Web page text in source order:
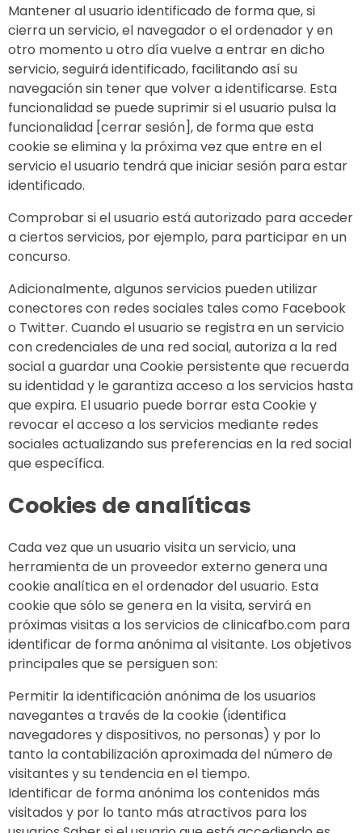
Mantener al usuario identificado de forma que, si
cierra un servicio, el navegador o el ordenador y en
otro momento u otro día vuelve a entrar en dicho
servicio, seguirá identificado, facilitando así su
navegación sin tener que volver a identificarse. Esta
funcionalidad se puede suprimir si el usuario pulsa la
funcionalidad [cerrar sesión], de forma que esta
cookie se elimina y la próxima vez que entre en el
servicio el usuario tendrá que iniciar sesión para estar
identificado.
Comprobar si el usuario está autorizado para acceder
a ciertos servicios, por ejemplo, para participar en un
concurso.
Adicionalmente, algunos servicios pueden utilizar
conectores con redes sociales tales como Facebook
o Twitter. Cuando el usuario se registra en un servicio
con credenciales de una red social, autoriza a la red
social a guardar una Cookie persistente que recuerda
su identidad y le garantiza acceso a los servicios hasta
que expira. El usuario puede borrar esta Cookie y
revocar el acceso a los servicios mediante redes
sociales actualizando sus preferencias en la red social
que específica.
Cookies de analíticas
Cada vez que un usuario visita un servicio, una
herramienta de un proveedor externo genera una
cookie analítica en el ordenador del usuario. Esta
cookie que sólo se genera en la visita, servirá en
próximas visitas a los servicios de clinicafbo.com para
identificar de forma anónima al visitante. Los objetivos
principales que se persiguen son:
Permitir la identificación anónima de los usuarios
navegantes a través de la cookie (identifica
navegadores y dispositivos, no personas) y por lo
tanto la contabilización aproximada del número de
visitantes y su tendencia en el tiempo.
Identificar de forma anónima los contenidos más
visitados y por lo tanto más atractivos para los